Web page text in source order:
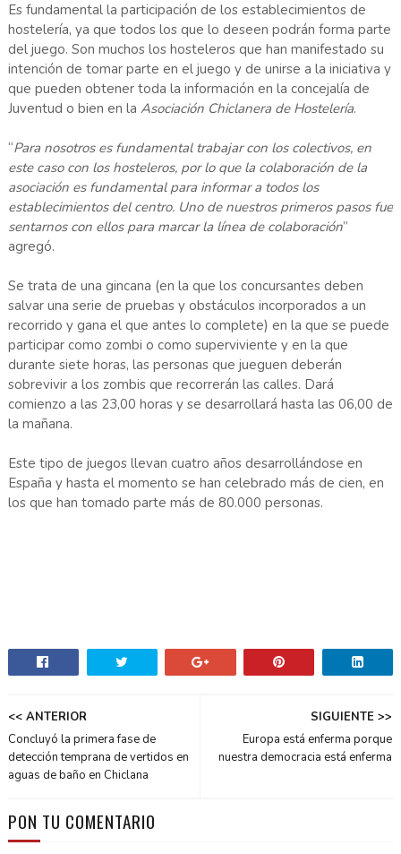
Es fundamental la participación de los establecimientos de
hostelería, ya que todos los que lo deseen podrán forma parte
del juego. Son muchos los hosteleros que han manifestado su
intención de tomar parte en el juego y de unirse a la iniciativa y
que pueden obtener toda la información en la concejalía de
Juventud o bien en la Asociación Chiclanera de Hostelería.
“Para nosotros es fundamental trabajar con los colectivos, en
este caso con los hosteleros, por lo que la colaboración de la
asociación es fundamental para informar a todos los
establecimientos del centro. Uno de nuestros primeros pasos fue
sentarnos con ellos para marcar la línea de colaboración”
agregó.
Se trata de una gincana (en la que los concursantes deben
salvar una serie de pruebas y obstáculos incorporados a un
recorrido y gana el que antes lo complete) en la que se puede
participar como zombi o como superviviente y en la que
durante siete horas, las personas que jueguen deberán
sobrevivir a los zombis que recorrerán las calles. Dará
comienzo a las 23,00 horas y se desarrollará hasta las 06,00 de
la mañana.
Este tipo de juegos llevan cuatro años desarrollándose en
España y hasta el momento se han celebrado más de cien, en
los que han tomado parte más de 80.000 personas.
SIGUIENTE >>
Europa está enferma porque
nuestra democracia está enferma
<< ANTERIOR
Concluyó la primera fase de
detección temprana de vertidos en
aguas de baño en Chiclana
PON TU COMENTARIO